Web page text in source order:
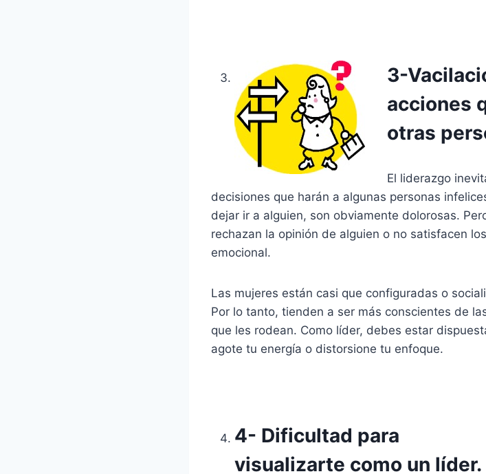
3-
acciones
otras
El liderazgo
decisiones que harán a algunas personas
dejar ir a alguien, son obviamente dolorosas.
rechazan la opinión de alguien o no satisfacen
emocional.
Las mujeres están casi que configuradas o
Por lo tanto, tienden a ser más conscientes de
que les rodean. Como líder, debes estar
agote tu energía o distorsione tu enfoque.
4- Dificultad para
visualizarte como un líder.